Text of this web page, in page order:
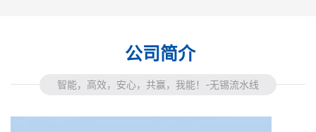
公司简介
智能，高效，安心，共赢，我能！-无锡流水线